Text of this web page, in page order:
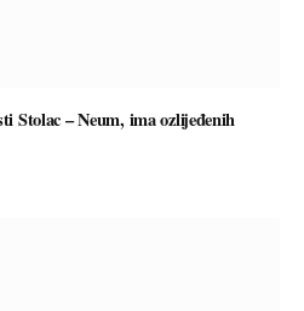
Stolac – Neum, ima ozlijeđenih